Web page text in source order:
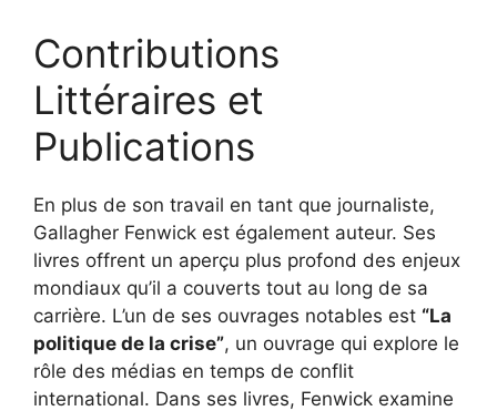
Contributions
Littéraires et
Publications
En plus de son travail en tant que journaliste,
Gallagher Fenwick est également auteur. Ses
livres offrent un aperçu plus profond des enjeux
mondiaux qu’il a couverts tout au long de sa
carrière. L’un de ses ouvrages notables est “La
politique de la crise”, un ouvrage qui explore le
rôle des médias en temps de conflit
international. Dans ses livres, Fenwick examine